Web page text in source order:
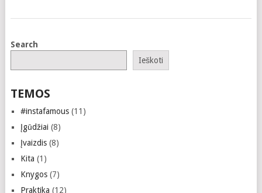
Search
Ieškoti
TEMOS
#instafamous(11)
Įgūdžiai (8)
Įvaizdis(8)
Kita (1)
Knygos(7)
Praktika (12)